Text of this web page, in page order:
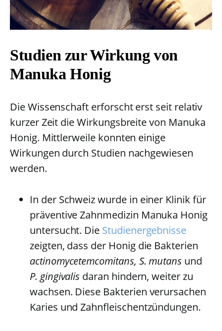
Studien zur Wirkung von
Manuka Honig
Die Wissenschaft erforscht erst seit relativ
kurzer Zeit die Wirkungsbreite von Manuka
Honig. Mittlerweile konnten einige
Wirkungen durch Studien nachgewiesen
werden.
In der Schweiz wurde in einer Klinik für
präventive Zahnmedizin Manuka Honig
untersucht. Die Studienergebnisse
zeigten, dass der Honig die Bakterien
actinomycetemcomitans, S. mutans und
P. gingivalis daran hindern, weiter zu
wachsen. Diese Bakterien verursachen
Karies und Zahnfleischentzündungen.